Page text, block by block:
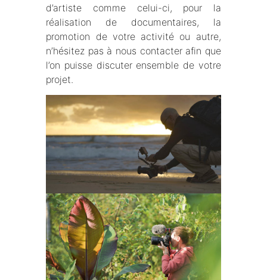
d’artiste comme celui-ci, pour la
réalisation de documentaires, la
promotion de votre activité ou autre,
n’hésitez pas à nous contacter afin que
l’on puisse discuter ensemble de votre
projet.